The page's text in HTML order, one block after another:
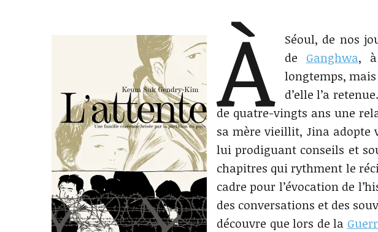
À
Séoul, de nos
de Ganghwa, à
longtemps,
d’elle l’a
de quatre-vingts ans une
sa mère vieillit, Jina adopte
lui prodiguant conseils et
chapitres qui rythment le
cadre pour l’évocation de
des conversations et des
découvre que lors de la